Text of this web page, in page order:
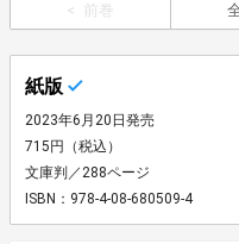
前巻
紙版
2023年6月20日発売
715円（税込）
文庫判／288ページ
ISBN：978-4-08-680509-4